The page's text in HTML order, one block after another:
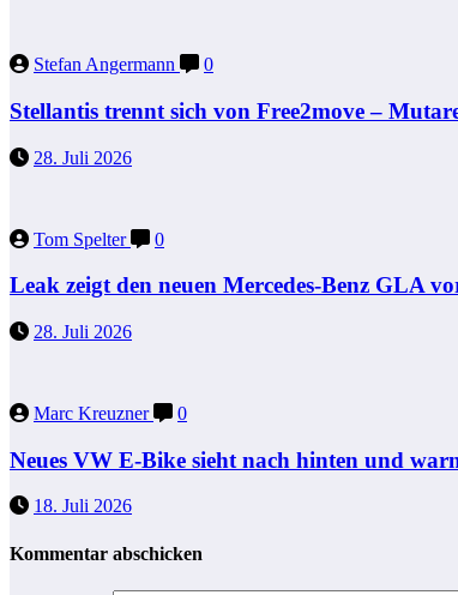
Stefan Angermann 0
Stellantis trennt sich von Free2move –
28. Juli 2026
Tom Spelter 0
Leak zeigt den neuen Mercedes-Benz GLA
28. Juli 2026
Marc Kreuzner 0
Neues VW E-Bike sieht nach hinten und
18. Juli 2026
Kommentar abschicken